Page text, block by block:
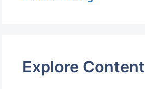
Explore Content